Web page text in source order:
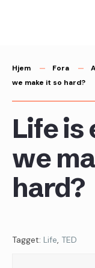
Hjem Fora
we make it so hard?
Life is
we
hard?
Tagget: Life, TED